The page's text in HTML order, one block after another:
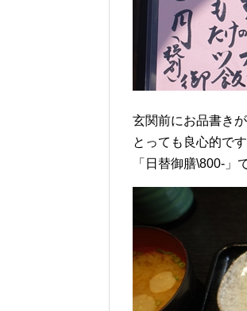
玄関前にお品書き
とっても良心的で
「日替御膳\800-」